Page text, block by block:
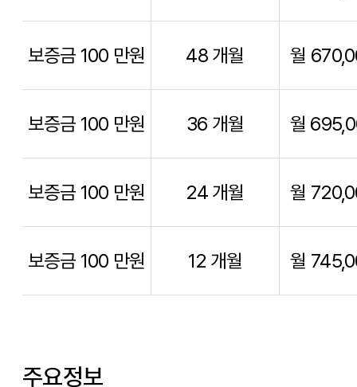
보증금 100 만원 48 개월 월
보증금 100 만원 36 개월 월
보증금 100 만원 24 개월 월
보증금 100 만원 12 개월 월
주요정보